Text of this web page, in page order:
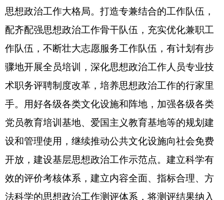
思想政治工作大格局。打造专兼结合的工作队伍，
配齐配强思想政治工作骨干队伍，充实优化兼职工
作队伍，不断壮大志愿服务工作队伍，有计划有步
骤地开展全员培训，深化思想政治工作人员专业技
术职务评聘制度改革，培养思想政治工作的行家里
手。用好各级各类文化设施和阵地，加强各级各类
党员教育培训基地、爱国主义教育基地等的规划建
设和管理使用，继续推动公共文化设施向社会免费
开放，建设基层思想政治工作示范点。建立科学有
效的评价考核体系，建立内容全面、指标合理、方
法科学的思想政治工作测评体系，将测评结果纳入